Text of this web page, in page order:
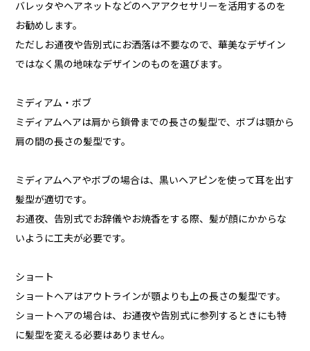
バレッタやヘアネットなどのヘアアクセサリーを活用するのを
お勧めします。
ただしお通夜や告別式にお洒落は不要なので、華美なデザイン
ではなく黒の地味なデザインのものを選びます。
ミディアム・ボブ
ミディアムヘアは肩から鎖骨までの長さの髪型で、ボブは顎から
肩の間の長さの髪型です。
ミディアムヘアやボブの場合は、黒いヘアピンを使って耳を出す
髪型が適切です。
お通夜、告別式でお辞儀やお焼香をする際、髪が顔にかからな
いように工夫が必要です。
ショート
ショートヘアはアウトラインが顎よりも上の長さの髪型です。
ショートヘアの場合は、お通夜や告別式に参列するときにも特
に髪型を変える必要はありません。